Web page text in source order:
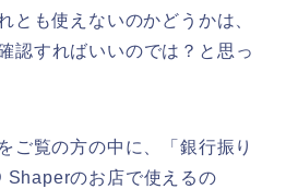
とも使えないのかどうかは、
認すればいいのでは？と思っ
ご覧の方の中に、「銀行振り
Shaperのお店で使えるの